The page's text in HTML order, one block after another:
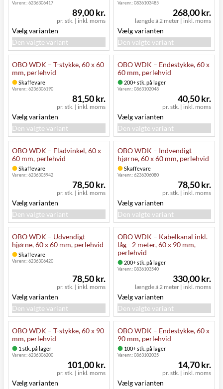
Varenr.:6236306417
pr. stk. | inkl. moms
89,00 kr.
Vælg varianten
Den valgte variant
Varenr.:0836103485
længde á 2 meter | inkl. moms
268,00 kr.
Vælg varianten
Den valgte variant
OBO WDK – T-stykke, 60 x 60
mm, perlehvid
Skaffevare
Varenr.:6236306190
pr. stk. | inkl. moms
81,50 kr.
Vælg varianten
Den valgte variant
OBO WDK – Endestykke, 60 x
60 mm, perlehvid
200+ stk. på lager
Varenr.:0863102048
pr. stk. | inkl. moms
40,50 kr.
Vælg varianten
Den valgte variant
OBO WDK – Fladvinkel, 60 x
60 mm, perlehvid
Skaffevare
Varenr.:6236305942
pr. stk. | inkl. moms
78,50 kr.
Vælg varianten
Den valgte variant
OBO WDK – Indvendigt
hjørne, 60 x 60 mm, perlehvid
Skaffevare
Varenr.:6236306080
pr. stk. | inkl. moms
78,50 kr.
Vælg varianten
Den valgte variant
OBO WDK – Udvendigt
hjørne, 60 x 60 mm, perlehvid
Skaffevare
Varenr.:6236306420
pr. stk. | inkl. moms
78,50 kr.
Vælg varianten
Den valgte variant
OBO WDK – Kabelkanal inkl.
låg - 2 meter, 60 x 90 mm,
perlehvid
200+ stk. på lager
Varenr.:0836103540
længde á 2 meter | inkl. moms
330,00 kr.
Vælg varianten
Den valgte variant
OBO WDK – T-stykke, 60 x 90
mm, perlehvid
1 stk. på lager
Varenr.:6236306200
pr. stk. | inkl. moms
101,00 kr.
Vælg varianten
OBO WDK – Endestykke, 60 x
90 mm, perlehvid
100+ stk. på lager
Varenr.:0863102035
pr. stk. | inkl. moms
14,70 kr.
Vælg varianten